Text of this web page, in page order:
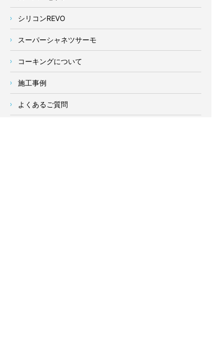
シリコンREVO
スーパーシャネツサーモ
コーキングについて
施工事例
よくあるご質問